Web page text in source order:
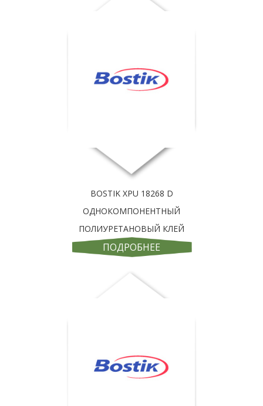
BOSTIK XPU 18268 D
ОДНОКОМПОНЕНТНЫЙ
ПОЛИУРЕТАНОВЫЙ КЛЕЙ
ПОДРОБНЕЕ